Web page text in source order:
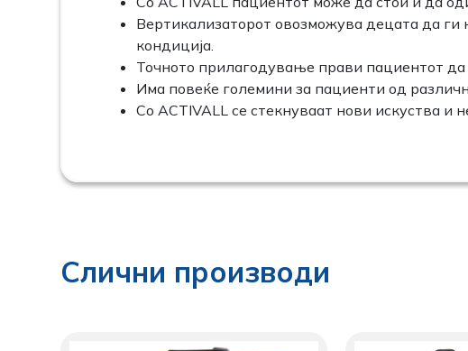
Вертикализаторот овозможува децата да ги
кондиција.
Точното прилагодување прави пациентот да
Има повеќе големини за пациенти од
Со ACTIVALL се стекнуваат нови искуства и
Слични производи